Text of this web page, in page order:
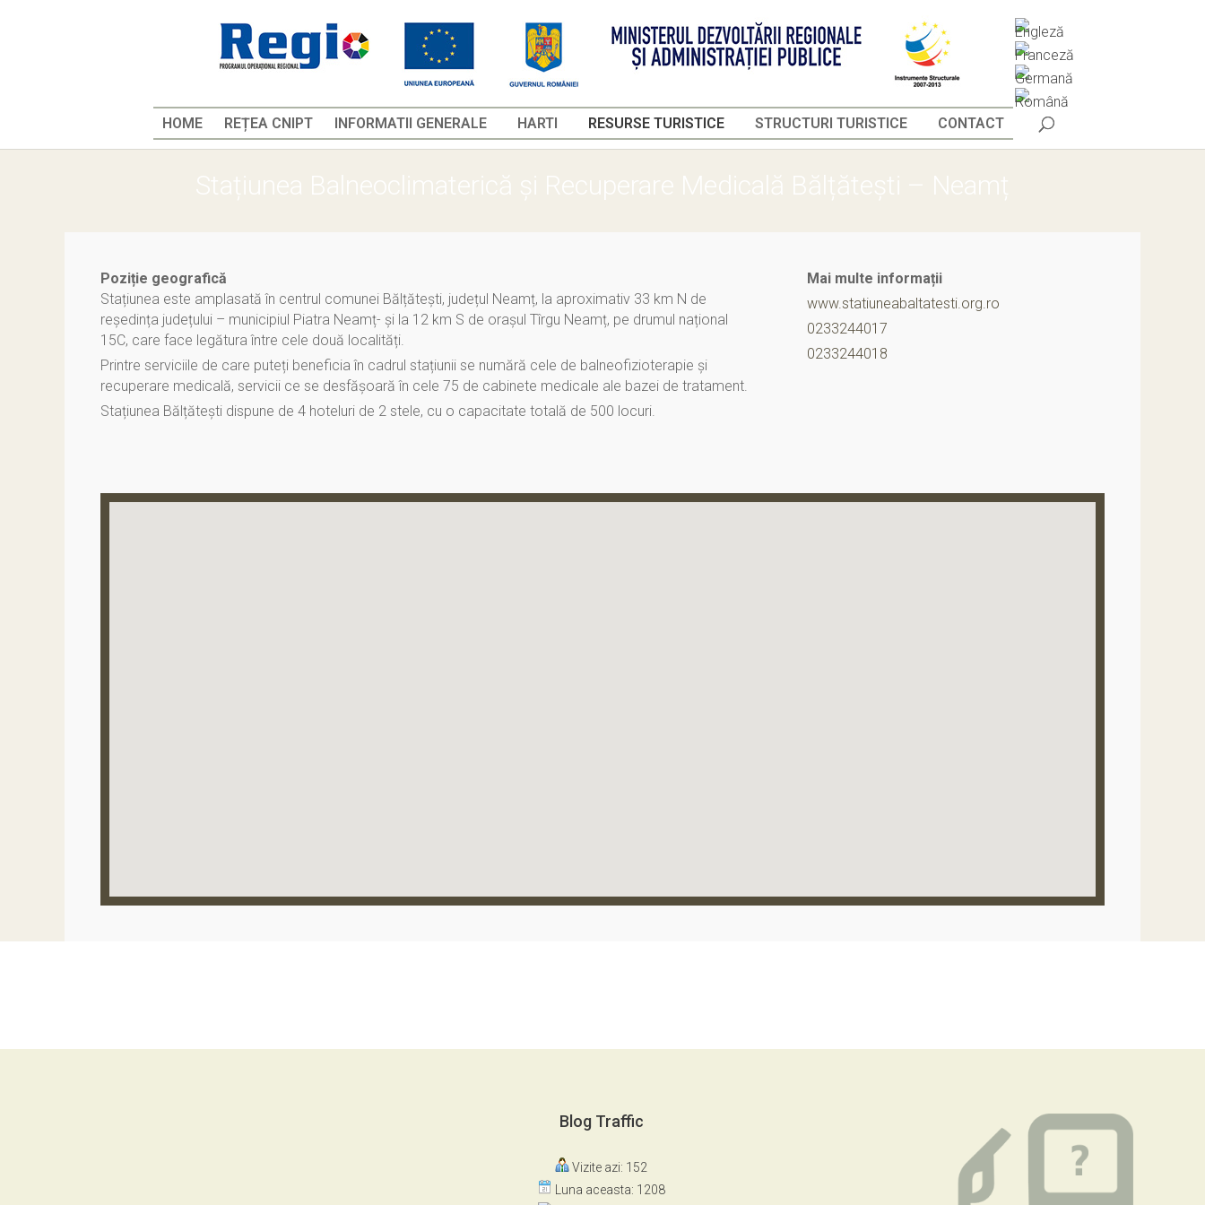
HOME REȚEA CNIPT INFORMATII GENERALE HARTI RESURSE TURISTICE STRUCTURI TURISTICE CONTACT
Stațiunea Balneoclimaterică și Recuperare Medicală Bălțătești – Neamț
Poziție geografică
Stațiunea este amplasată în centrul comunei Bălțătești, județul Neamț, la aproximativ 33 km N de
reședința județului – municipiul Piatra Neamț- și la 12 km S de orașul Tîrgu Neamț, pe drumul național
15C, care face legătura între cele două localități.
Printre serviciile de care puteți beneficia în cadrul stațiunii se numără cele de balneofizioterapie și
recuperare medicală, servicii ce se desfășoară în cele 75 de cabinete medicale ale bazei de tratament.
Stațiunea Bălțătești dispune de 4 hoteluri de 2 stele, cu o capacitate totală de 500 locuri.
Mai multe informații
www.statiuneabaltatesti.org.ro
0233244017
0233244018
Blog Traffic
Vizite azi: 152
Luna aceasta: 1208